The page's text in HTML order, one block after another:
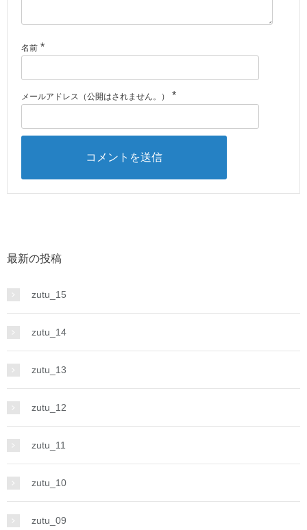
名前 *
メールアドレス（公開はされません。） *
最新の投稿
zutu_15
zutu_14
zutu_13
zutu_12
zutu_11
zutu_10
zutu_09